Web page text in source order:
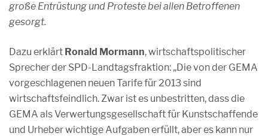
große Entrüstung und Proteste bei allen Betroffenen
gesorgt.
Dazu erklärt Ronald Mormann, wirtschaftspolitischer
Sprecher der SPD-Landtagsfraktion: „Die von der GEMA
vorgeschlagenen neuen Tarife für 2013 sind
wirtschaftsfeindlich. Zwar ist es unbestritten, dass die
GEMA als Verwertungsgesellschaft für Kunstschaffende
und Urheber wichtige Aufgaben erfüllt, aber es kann nur